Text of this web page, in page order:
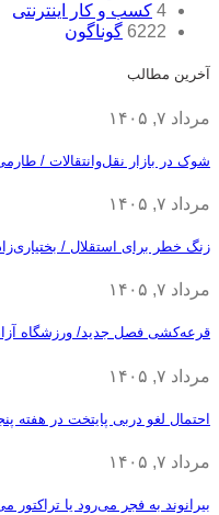
4 کسب و کار اینترنتی
6222 گوناگون
آخرین مطالب
مرداد ۷, ۱۴۰۵
شوک در بازار نقل‌وانتقالات /
مرداد ۷, ۱۴۰۵
زنگ خطر برای استقلال /
مرداد ۷, ۱۴۰۵
قرعه‎‌کشی فصل جدید/ ورزشگاه آزادی تا نیم‌فصل آماده می‌شود؟
مرداد ۷, ۱۴۰۵
احتمال لغو دربی پایتخت در هفته
مرداد ۷, ۱۴۰۵
بیرانوند به فجر می‌رود یا